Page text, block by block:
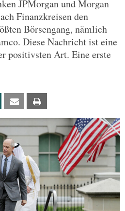
JPMorgan und Morgan
Finanzkreisen den
Börsengang, nämlich
Diese Nachricht ist eine
positivsten Art. Eine erste
Xing Email